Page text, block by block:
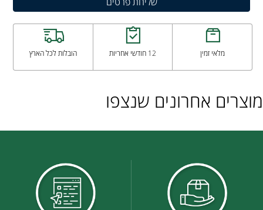
מלאי זמין 12 חודשי אחריות הובלות לכל הארץ
מוצרים אחרונים שנצפו